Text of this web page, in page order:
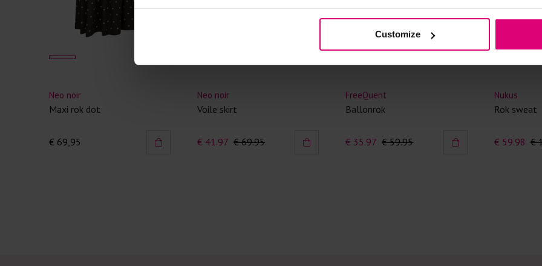
Customize
Was zo
Droog het
Controleer
kledingstuk
Strijkijzer/
van het
Neo noir
Maxi rok dot
€ 69,95
Neo noir
Voile skirt
€ 41.97 € 69.95
FreeQuent
Ballonrok
€ 35.97 € 59.95
Nukus
Rok sweat
€ 59.98 €